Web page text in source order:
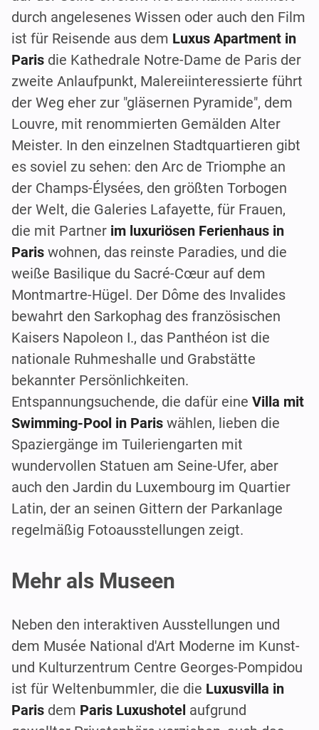
durch angelesenes Wissen oder auch den Film
ist für Reisende aus dem Luxus Apartment in
Paris die Kathedrale Notre-Dame de Paris der
zweite Anlaufpunkt, Malereiinteressierte führt
der Weg eher zur "gläsernen Pyramide", dem
Louvre, mit renommierten Gemälden Alter
Meister. In den einzelnen Stadtquartieren gibt
es soviel zu sehen: den Arc de Triomphe an
der Champs-Élysées, den größten Torbogen
der Welt, die Galeries Lafayette, für Frauen,
die mit Partner im luxuriösen Ferienhaus in
Paris wohnen, das reinste Paradies, und die
weiße Basilique du Sacré-Cœur auf dem
Montmartre-Hügel. Der Dôme des Invalides
bewahrt den Sarkophag des französischen
Kaisers Napoleon I., das Panthéon ist die
nationale Ruhmeshalle und Grabstätte
bekannter Persönlichkeiten.
Entspannungsuchende, die dafür eine Villa mit
Swimming-Pool in Paris wählen, lieben die
Spaziergänge im Tuileriengarten mit
wundervollen Statuen am Seine-Ufer, aber
auch den Jardin du Luxembourg im Quartier
Latin, der an seinen Gittern der Parkanlage
regelmäßig Fotoausstellungen zeigt.
Mehr als Museen
Neben den interaktiven Ausstellungen und
dem Musée National d'Art Moderne im Kunst-
und Kulturzentrum Centre Georges-Pompidou
ist für Weltenbummler, die die Luxusvilla in
Paris dem Paris Luxushotel aufgrund